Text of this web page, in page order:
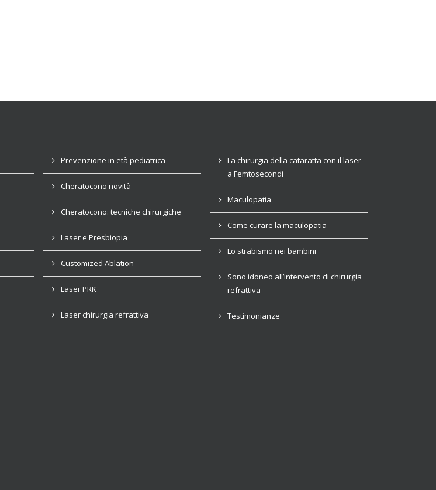
Prevenzione in età pediatrica
Cheratocono novità
Cheratocono: tecniche chirurgiche
Laser e Presbiopia
Customized Ablation
Laser PRK
Laser chirurgia refrattiva
La chirurgia della cataratta con il laser
a Femtosecondi
Maculopatia
Come curare la maculopatia
Lo strabismo nei bambini
Sono idoneo all’intervento di chirurgia
refrattiva
Testimonianze